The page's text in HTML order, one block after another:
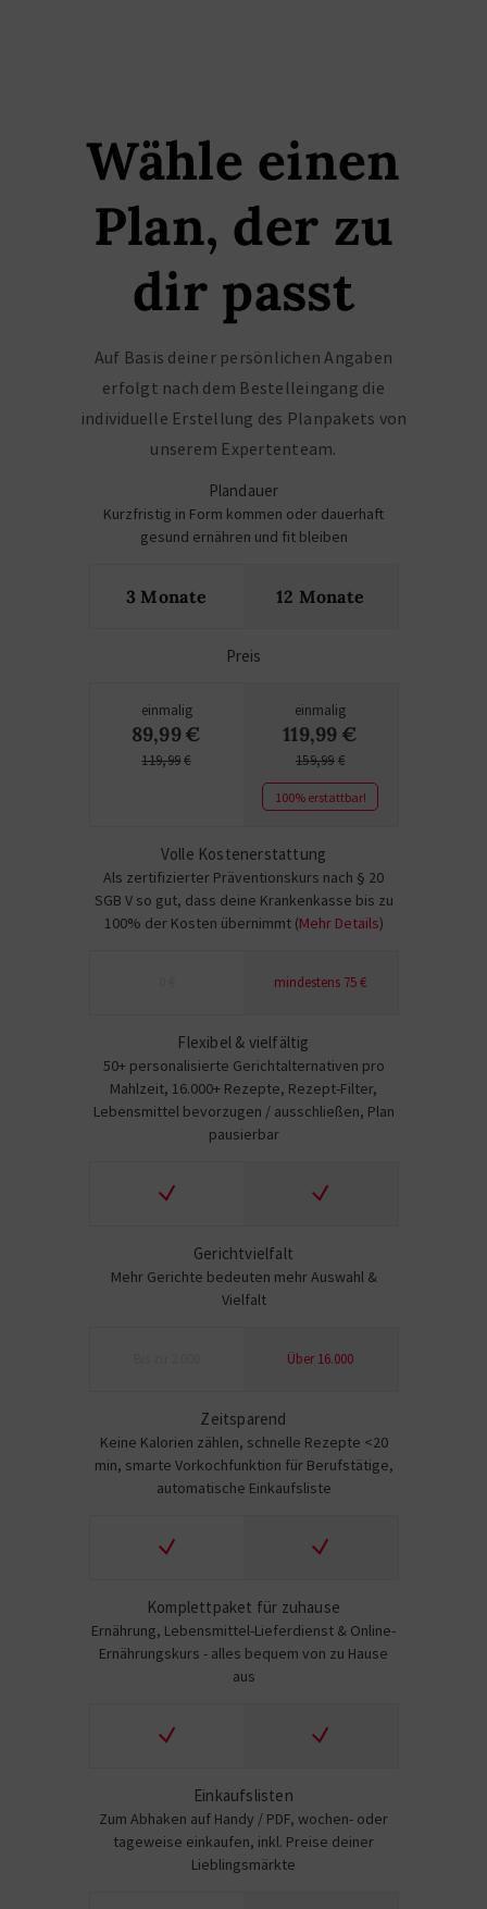
Wähle einen
Plan, der zu
dir passt
Auf Basis deiner persönlichen Angaben
erfolgt nach dem Bestelleingang die
individuelle Erstellung des Planpakets von
unserem Expertenteam.
Plandauer
Kurzfristig in Form kommen oder dauerhaft
gesund ernähren und fit bleiben
3 Monate 12 Monate
Preis
einmalig
89,99€
119,99€
einmalig
119,99 €
159,99€
100% erstattbar!
Volle Kostenerstattung
Als zertifizierter Präventionskurs nach § 20
SGB V so gut, dass deine Krankenkasse bis zu
100% der Kosten übernimmt (Mehr Details)
mindestens 75 €
Flexibel & vielfältig
50+ personalisierte Gerichtalternativen pro
Mahlzeit, 16.000+ Rezepte, Rezept-Filter,
Lebensmittel bevorzugen / ausschließen, Plan
pausierbar
Gerichtvielfalt
Mehr Gerichte bedeuten mehr Auswahl &
Vielfalt
Über 16.000
Zeitsparend
Keine Kalorien zählen, schnelle Rezepte <20
min, smarte Vorkochfunktion für Berufstätige,
automatische Einkaufsliste
Komplettpaket für zuhause
Ernährung, Lebensmittel-Lieferdienst & Online-
Ernährungskurs - alles bequem von zu Hause
aus
Einkaufslisten
Zum Abhaken auf Handy / PDF, wochen- oder
tageweise einkaufen, inkl. Preise deiner
Lieblingsmärkte